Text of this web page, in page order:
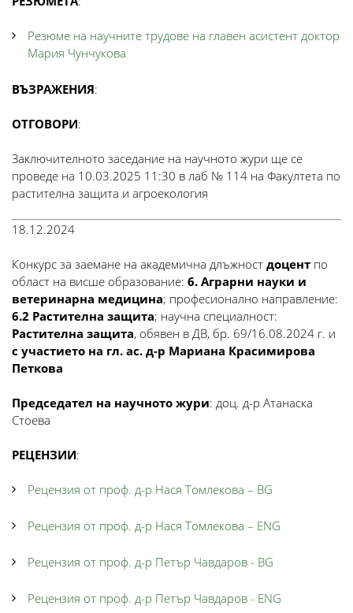
Резюме на научните трудове на главен асистент доктор
Мария Чунчукова
ВЪЗРАЖЕНИЯ:
ОТГОВОРИ:
Заключителното заседание на научното жури ще се
проведе на 10.03.2025 11:30 в лаб № 114 на Факултета по
растителна защита и агроекология
18.12.2024
Конкурс за заемане на академична длъжност доцент по
област на висше образование: 6. Аграрни науки и
ветеринарна медицина; професионално направление:
6.2 Растителна защита; научна специалност:
Растителна защита, обявен в ДВ, бр. 69/16.08.2024 г. и
с участието на гл. ас. д-р Мариана Красимирова
Петкова
Председател на научното жури: доц. д-р Атанаска
Стоева
РЕЦЕНЗИИ:
Рецензия от проф. д-р Нася Томлекова – BG
Рецензия от проф. д-р Нася Томлекова – ENG
Рецензия от проф. д-р Петър Чавдаров - BG
Рецензия от проф. д-р Петър Чавдаров - ENG